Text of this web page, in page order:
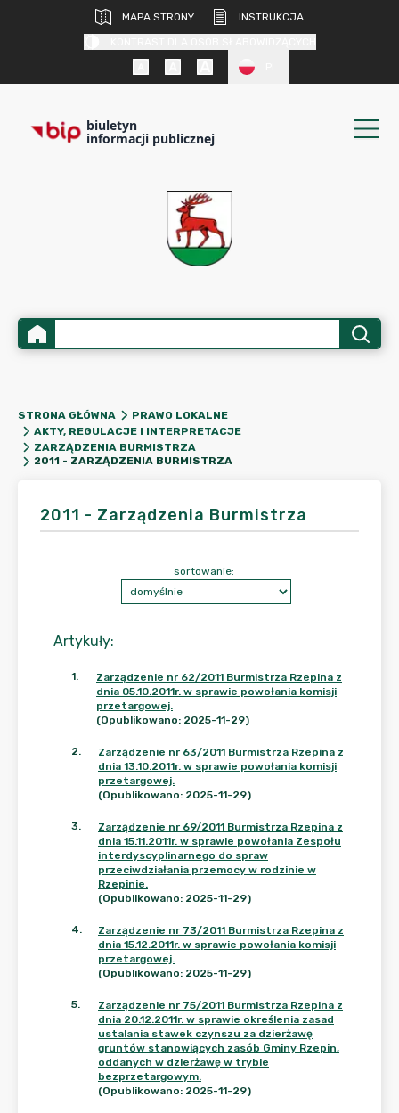
MAPA STRONY
INSTRUKCJA
biuletyn
informacji publicznej
STRONA GŁÓWNA
PRAWO LOKALNE
AKTY, REGULACJE I INTERPRETACJE
ZARZĄDZENIA BURMISTRZA
2011 - ZARZĄDZENIA BURMISTRZA
2011 - Zarządzenia Burmistrza
Artykuły:
sortowanie:
1.
Zarządzenie nr 62/2011 Burmistrza Rzepina z
dnia 05.10.2011r. w sprawie powołania komisji
przetargowej.
(Opublikowano: 2025-11-29)
2.
Zarządzenie nr 63/2011 Burmistrza Rzepina z
dnia 13.10.2011r. w sprawie powołania komisji
przetargowej.
(Opublikowano: 2025-11-29)
3.
Zarządzenie nr 69/2011 Burmistrza Rzepina z
dnia 15.11.2011r. w sprawie powołania Zespołu
interdyscyplinarnego do spraw
przeciwdziałania przemocy w rodzinie w
Rzepinie.
(Opublikowano: 2025-11-29)
4.
Zarządzenie nr 73/2011 Burmistrza Rzepina z
dnia 15.12.2011r. w sprawie powołania komisji
przetargowej.
(Opublikowano: 2025-11-29)
5.
Zarządzenie nr 75/2011 Burmistrza Rzepina z
dnia 20.12.2011r. w sprawie określenia zasad
ustalania stawek czynszu za dzierżawę
gruntów stanowiących zasób Gminy Rzepin,
oddanych w dzierżawę w trybie
bezprzetargowym.
(Opublikowano: 2025-11-29)